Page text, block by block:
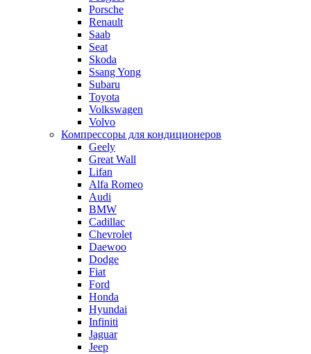
Porsche
Renault
Saab
Seat
Skoda
Ssang Yong
Subaru
Toyota
Volkswagen
Volvo
Компрессоры для кондиционеров
Geely
Great Wall
Lifan
Alfa Romeo
Audi
BMW
Cadillac
Chevrolet
Daewoo
Dodge
Fiat
Ford
Honda
Hyundai
Infiniti
Jaguar
Jeep